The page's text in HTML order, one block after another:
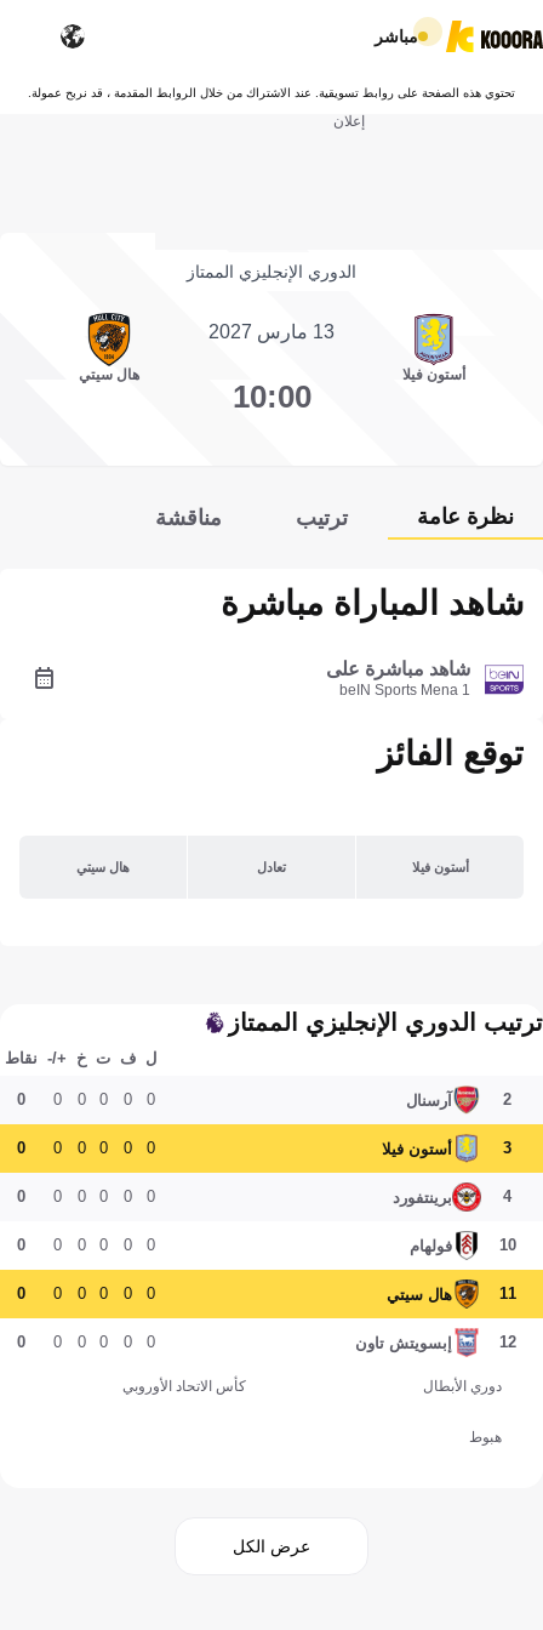
مباشر
تحتوي هذه الصفحة على روابط تسويقية. عند الاشتراك من خلال الروابط المقدمة ، قد نربح عمولة.
إعلان
الدوري الإنجليزي الممتاز
أستون فيلا
13 مارس 2027
10:00
هال سيتي
نظرة عامة ترتيب مناقشة
شاهد المباراة مباشرة
شاهد مباشرة على
beIN Sports Mena 1
توقع الفائز
أستون فيلا تعادل هال سيتي
ترتيب الدوري الإنجليزي الممتاز
ل ف ت خ +/- نقاط
2 آرسنال 0
0
0
0
0
0
3 أستون فيلا 0
0
0
0
0
0
4 برينتفورد 0
0
0
0
0
0
10 فولهام 0
0
0
0
0
0
11 هال سيتي 0
0
0
0
0
0
12 إبسويتش تاون 0
0
0
0
0
0
دوري الأبطال كأس الاتحاد الأوروبي
هبوط
عرض الكل